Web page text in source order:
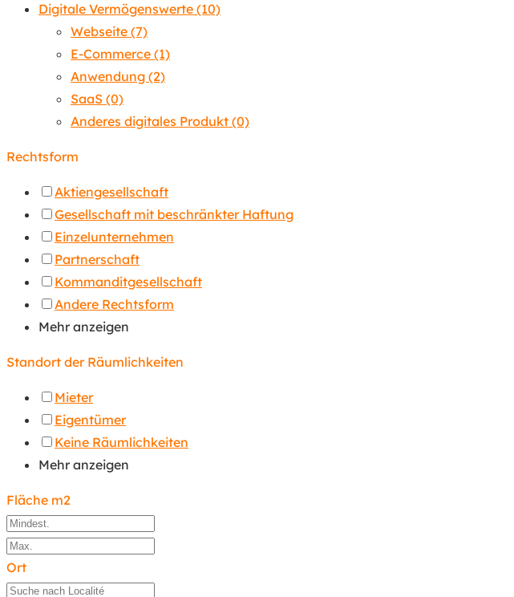
Digitale Vermögenswerte (10)
Webseite (7)
E-Commerce (1)
Anwendung (2)
SaaS (0)
Anderes digitales Produkt (0)
Rechtsform
Aktiengesellschaft
Gesellschaft mit beschränkter Haftung
Einzelunternehmen
Partnerschaft
Kommanditgesellschaft
Andere Rechtsform
Mehr anzeigen
Standort der Räumlichkeiten
Mieter
Eigentümer
Keine Räumlichkeiten
Mehr anzeigen
Fläche m2
Ort